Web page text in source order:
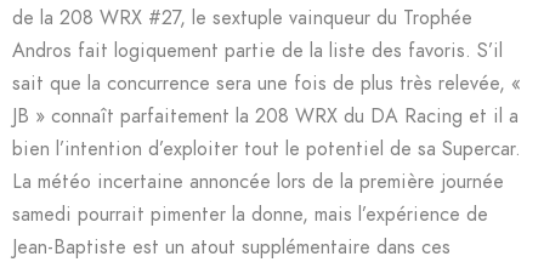
de la 208 WRX #27, le sextuple vainqueur du Trophée
Andros fait logiquement partie de la liste des favoris. S’il
sait que la concurrence sera une fois de plus très relevée, «
JB » connaît parfaitement la 208 WRX du DA Racing et il a
bien l’intention d’exploiter tout le potentiel de sa Supercar.
La météo incertaine annoncée lors de la première journée
samedi pourrait pimenter la donne, mais l’expérience de
Jean-Baptiste est un atout supplémentaire dans ces